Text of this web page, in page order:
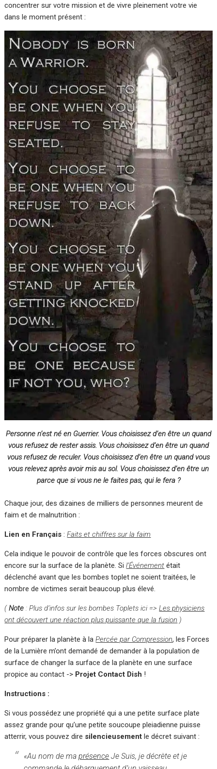
concentrer sur votre mission et de vivre pleinement votre vie
dans le moment présent :
Personne n’est né en Guerrier. Vous choisissez d’en être un quand
vous refusez de rester assis. Vous choisissez d’en être un quand
vous refusez de reculer. Vous choisissez d’en être un quand vous
vous relevez après avoir mis au sol. Vous choisissez d’en être un
parce que si vous ne le faites pas, qui le fera ?
Chaque jour, des dizaines de milliers de personnes meurent de
faim et de malnutrition :
Lien en Français :Faits et chiffres sur la faim
Cela indique le pouvoir de contrôle que les forces obscures ont
encore sur la surface de la planète. Sil’Événement était
déclenché avant que les bombes toplet ne soient traitées, le
nombre de victimes serait beaucoup plus élevé.
(Note: Plus d’infos sur les bombes Toplets ici =>Les physiciens
ont découvert une réaction plus puissante que la fusion )
Pour préparer la planète à laPercée par Compression, les Forces
de la Lumière m’ont demandé de demander à la population de
surface de changer la surface de la planète en une surface
propice au contact -> Projet Contact Dish !
Instructions :
Si vous possédez une propriété qui a une petite surface plate
assez grande pour qu’une petite soucoupe pleiadienne puisse
atterrir, vous pouvez dire silencieusement le décret suivant :
«Au nom de maprésence Je Suis, je décrète et je